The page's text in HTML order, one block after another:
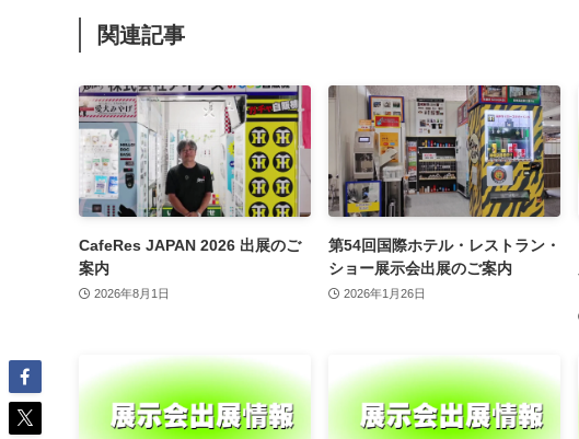
関連記事
CafeRes JAPAN 2026 出展のご
案内
2026年8月1日
第54回国際ホテル・レストラン・
ショー展示会出展のご案内
2026年1月26日